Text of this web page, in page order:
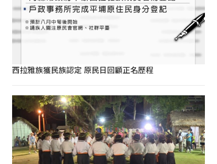
西拉雅族獲民族認定 原民日回顧正名歷程